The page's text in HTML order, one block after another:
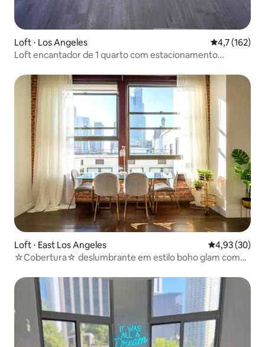
Loft ⋅ Los Angeles 4,7 de uma
4,7 (162)
Loft encantador de 1 quarto com estacionamento
Loft ⋅ East Los Angeles 4,93 de uma
4,93 (30)
☆Cobertura☆ deslumbrante em estilo boho glam com